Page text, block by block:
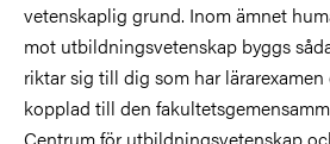
vetenskaplig grund. Inom ämnet
mot utbildningsvetenskap byggs
riktar sig till dig som har
kopplad till den